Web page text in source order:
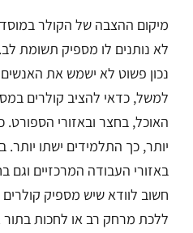
מיקום ההצבה של הקולר
לא נותנים לו מספיק תשומת
נכון פשוט לא ישמש את
למשל, כדאי להציב קולרים
האוכל, בחצר ובאזורי
יותר, כך התלמידים ישתו
באזורי העבודה המרכזיים וגם
חשוב לוודא שיש מספיק
ללכת מרחק רב או לחכות בתור